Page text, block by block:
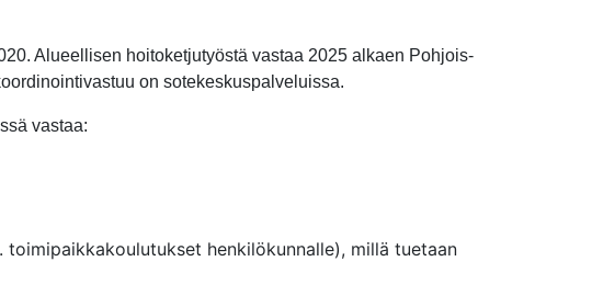
Alueellisen hoitoketjutyöstä vastaa 2025 alkaen Pohjois-
on sotekeskuspalveluissa.
vastaa:
henkilökunnalle), millä tuetaan